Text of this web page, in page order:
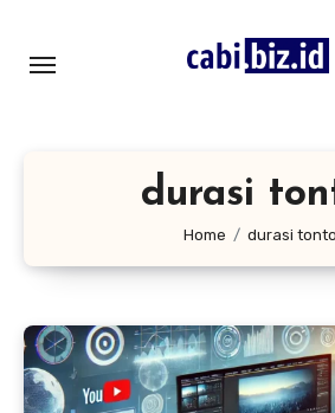
konten
durasi
Home durasi